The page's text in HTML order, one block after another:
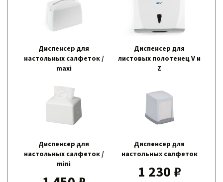
Диспенсер для
настольных салфеток /
maxi
2 450 ₽
Диспенсер для
листовых полотенец V и
Z
1 940 ₽
Диспенсер для
настольных салфеток /
mini
Диспенсер для
настольных салфеток
1 230 ₽